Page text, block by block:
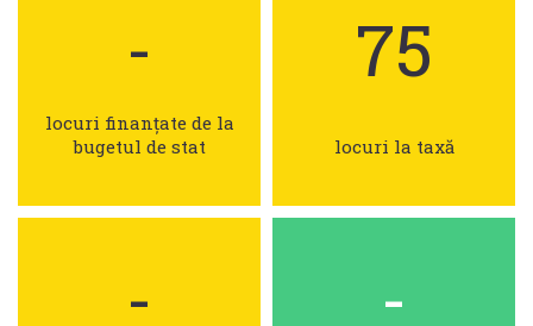
-
locuri finanțate de la
bugetul de stat
75
locuri la taxă
- -